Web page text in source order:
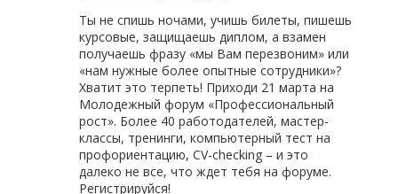
Ты не спишь ночами, учишь билеты, пишешь
курсовые, защищаешь диплом, а взамен
получаешь фразу «мы Вам перезвоним» или
«нам нужные более опытные сотрудники»?
Хватит это терпеть! Приходи 21 марта на
Молодежный форум «Профессиональный
рост». Более 40 работодателей, мастер-
классы, тренинги, компьютерный тест на
профориентацию, CV-checking – и это
далеко не все, что ждет тебя на форуме.
Регистрируйся!